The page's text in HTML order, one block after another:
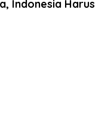
Indonesia Harus